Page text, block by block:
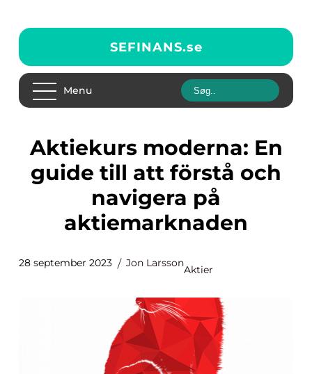
SEFINANS.se
Menu
Aktiekurs moderna: En
guide till att förstå och
navigera på
aktiemarknaden
28 september 2023 Jon Larsson
Aktier